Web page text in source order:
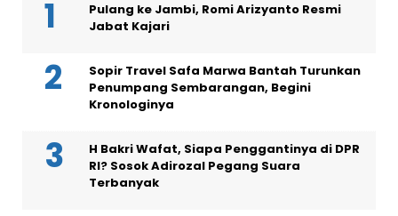
Pulang ke Jambi, Romi Arizyanto Resmi
Jabat Kajari
Sopir Travel Safa Marwa Bantah Turunkan
Penumpang Sembarangan, Begini
Kronologinya
H Bakri Wafat, Siapa Penggantinya di DPR
RI? Sosok Adirozal Pegang Suara
Terbanyak